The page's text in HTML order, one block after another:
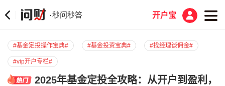
·秒问秒答 开户宝
#基金定投操作宝典# #基金投资宝典# #找经理谈佣金#
#vip开户专栏#
2025年基金定投全攻略：从开户到盈利，